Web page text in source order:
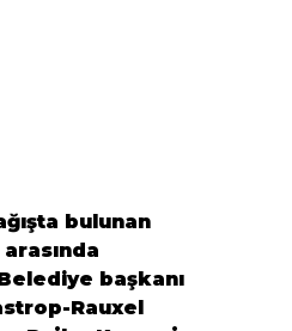
bulunan
başkanı
Rauxel